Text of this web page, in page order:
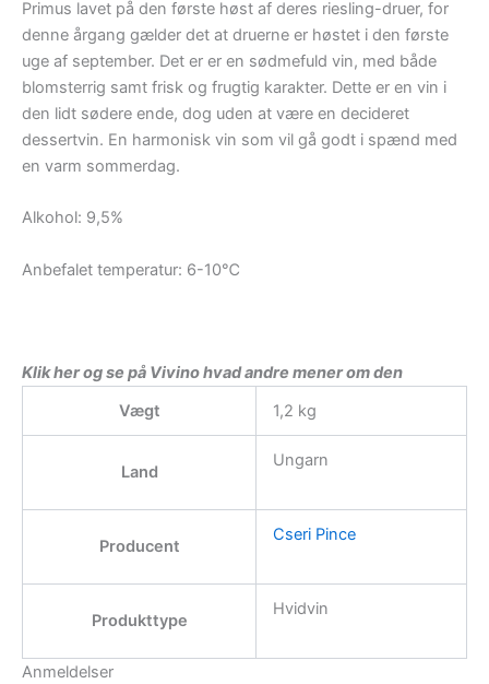
Primus lavet på den første høst af deres riesling-druer, for
denne årgang gælder det at druerne er høstet i den første
uge af september. Det er er en sødmefuld vin, med både
blomsterrig samt frisk og frugtig karakter. Dette er en vin i
den lidt sødere ende, dog uden at være en decideret
dessertvin. En harmonisk vin som vil gå godt i spænd med
en varm sommerdag.
Alkohol: 9,5%
Anbefalet temperatur: 6-10℃
Klik her og se på Vivino hvad andre mener om den
Vægt
1,2 kg
Land
Ungarn
Producent
Cseri Pince
Produkttype
Hvidvin
Anmeldelser